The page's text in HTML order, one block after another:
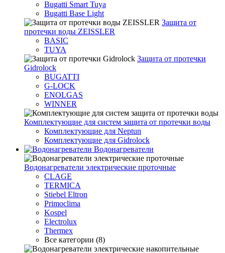
Bugatti Smart Tuya
Bugatti Base Light
Защита от
протечки воды ZEISSLER
BASIC
TUYA
Защита от протечки
Gidrolock
BUGATTI
G-LOCK
ENOLGAS
WINNER
Комплектующие для систем защита от протечки воды
Комплектующие для Neptun
Комплектующие для Gidrolock
Водонагреватели
Водонагреватeли электрические проточные
CLAGE
TERMICA
Stiebel Eltron
Primoclima
Kospel
Electrolux
Thermex
Все категории (8)